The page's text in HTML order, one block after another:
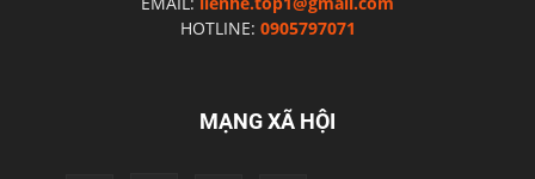
HOTLINE: 0905797071
MẠNG XÃ HỘI